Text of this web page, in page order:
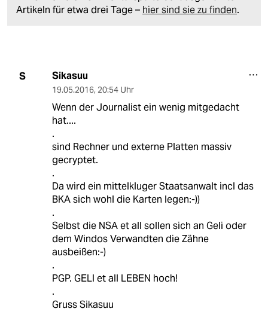
Artikeln für etwa drei Tage – hier sind sie zu finden.
S Sikasuu
19.05.2016, 20:54 Uhr
Wenn der Journalist ein wenig mitgedacht
hat....
.
sind Rechner und externe Platten massiv
gecryptet.
.
Da wird ein mittelkluger Staatsanwalt incl das
BKA sich wohl die Karten legen:-))
.
Selbst die NSA et all sollen sich an Geli oder
dem Windos Verwandten die Zähne
ausbeißen:-)
.
PGP. GELI et all LEBEN hoch!
.
Gruss Sikasuu